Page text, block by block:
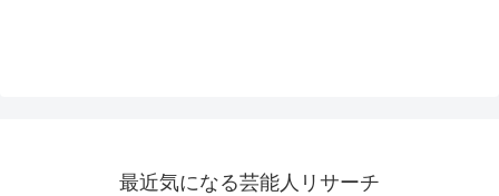
最近気になる芸能人リサーチ